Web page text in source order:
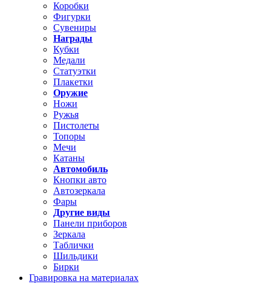
Коробки
Фигурки
Сувениры
Награды
Кубки
Медали
Статуэтки
Плакетки
Оружие
Ножи
Ружья
Пистолеты
Топоры
Мечи
Катаны
Автомобиль
Кнопки авто
Автозеркала
Фары
Другие виды
Панели приборов
Зеркала
Таблички
Шильдики
Бирки
Гравировка на материалах